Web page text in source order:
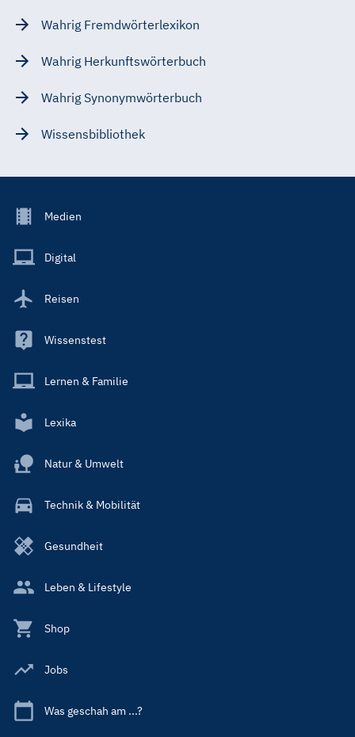
Wahrig Fremdwörterlexikon
Wahrig Herkunftswörterbuch
Wahrig Synonymwörterbuch
Wissensbibliothek
Footer
Main
Medien
Digital
Reisen
Wissenstest
Lernen & Familie
Lexika
Natur & Umwelt
Technik & Mobilität
Gesundheit
Leben & Lifestyle
Shop
Jobs
Was geschah am ...?